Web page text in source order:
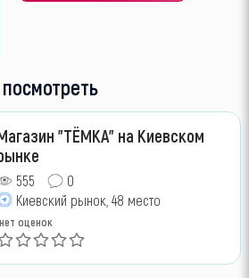
"ТЁМКА" на Киевском
555
0
Киевский рынок, 48 место
нет оценок